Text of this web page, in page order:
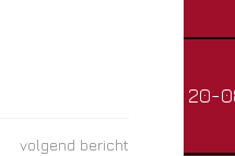
volgend bericht
20-